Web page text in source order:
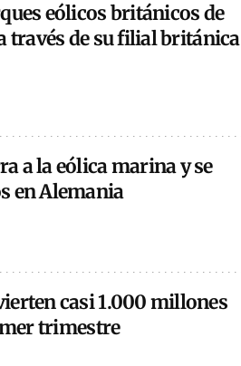
eólicos británicos de
través de su filial británica
a la eólica marina y se
en Alemania
casi 1.000 millones
trimestre